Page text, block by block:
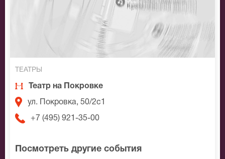
ТЕАТРЫ
Театр на Покровке
ул. Покровка, 50/2с1
+7 (495) 921-35-00
Посмотреть другие события